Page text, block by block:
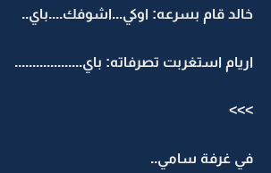
خالد قام بسرعه: اوكي...اشوفك....باي..
اريام استغربت تصرفاته: باي...................
>>>
في غرفة سامي..